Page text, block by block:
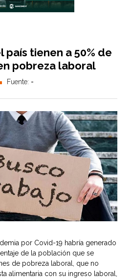
país tienen a 50% de
pobreza laboral
Fuente: -
por Covid-19 habría generado
de la población que se
de pobreza laboral, que no
alimentaria con su ingreso laboral,